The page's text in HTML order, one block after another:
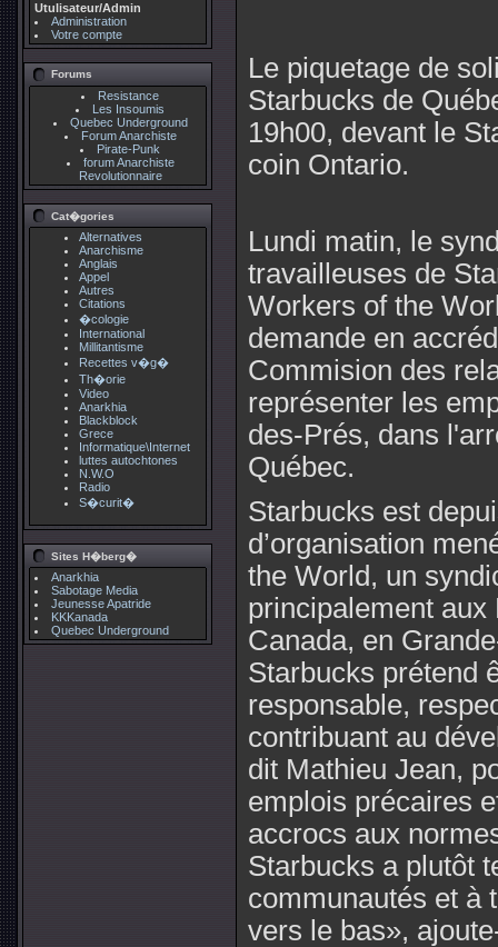
Utulisateur/Admin
Administration
Votre compte
Forums
Resistance
Les Insoumis
Quebec Underground
Forum Anarchiste
Pirate-Punk
forum Anarchiste
Revolutionnaire
Cat�gories
Alternatives
Anarchisme
Anglais
Appel
Autres
Citations
�cologie
International
Millitantisme
Recettes v�g�
Th�orie
Video
Anarkhia
Blackblock
Grece
Informatique\Internet
luttes autochtones
N.W.O
Radio
S�curit�
Sites H�berg�
Anarkhia
Sabotage Media
Jeunesse Apatride
KKKanada
Quebec Underground
Le piquetage de
Starbucks de
19h00, devant le
coin Ontario.
Lundi matin, le
travailleuses de
Workers of the
demande en
Commision des
représenter les
des-Prés, dans
Québec.
Starbucks est
d’organisation
the World, un
principalement
Canada, en
Starbucks prétend
responsable,
contribuant au
dit Mathieu Jean,
emplois précaires
accrocs aux
Starbucks a plutôt
communautés et à
vers le bas»,